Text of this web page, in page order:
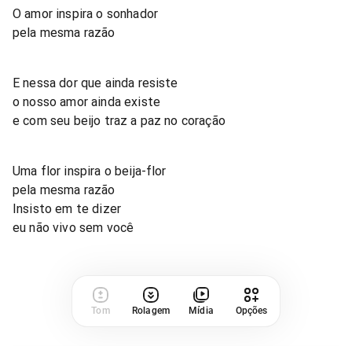
O amor inspira o sonhador
pela mesma razão
E nessa dor que ainda resiste
o nosso amor ainda existe
e com seu beijo traz a paz no coração
Uma flor inspira o beija-flor
pela mesma razão
Insisto em te dizer
eu não vivo sem você
Tom Rolagem Mídia Opções